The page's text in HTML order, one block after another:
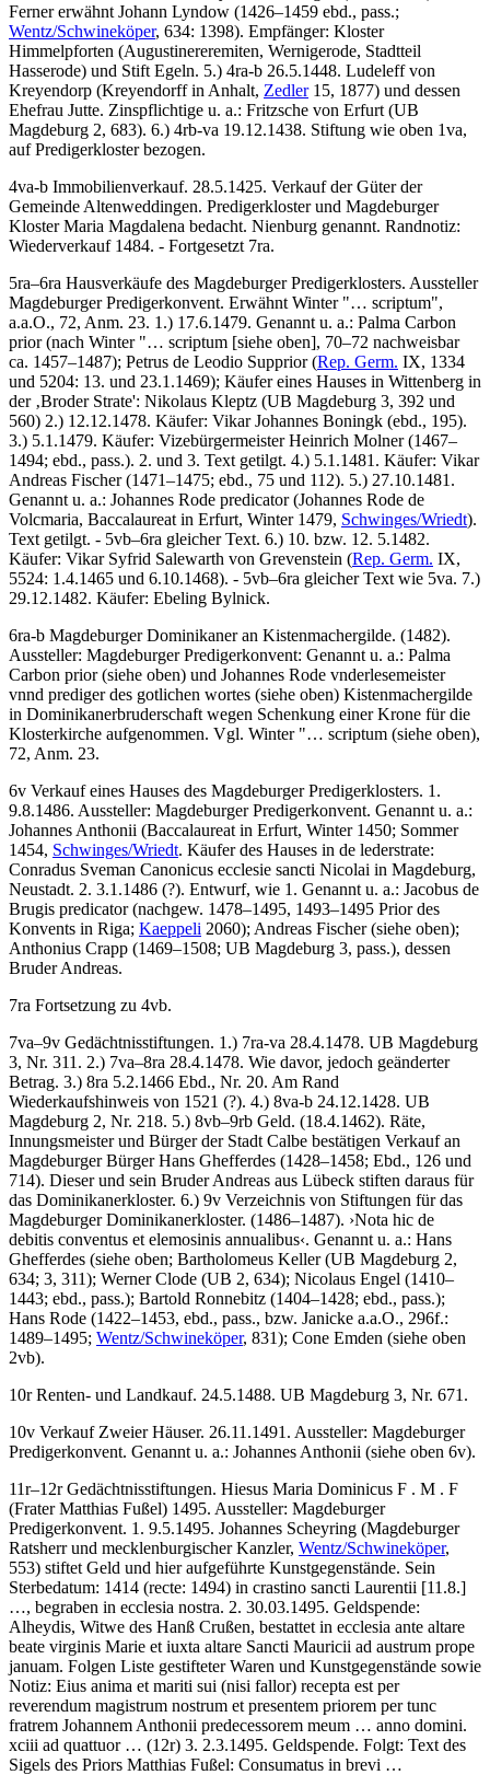
Ferner erwähnt Johann Lyndow (1426–1459 ebd., pass.;
Wentz/Schwineköper, 634: 1398). Empfänger: Kloster
Himmelpforten (Augustinereremiten, Wernigerode, Stadtteil
Hasserode) und Stift Egeln. 5.) 4ra-b 26.5.1448. Ludeleff von
Kreyendorp (Kreyendorff in Anhalt, Zedler15, 1877) und dessen
Ehefrau Jutte. Zinspflichtige u. a.: Fritzsche von Erfurt (UB
Magdeburg 2, 683). 6.) 4rb-va 19.12.1438. Stiftung wie oben 1va,
auf Predigerkloster bezogen.
4va-b Immobilienverkauf. 28.5.1425. Verkauf der Güter der
Gemeinde Altenweddingen. Predigerkloster und Magdeburger
Kloster Maria Magdalena bedacht. Nienburg genannt. Randnotiz:
Wiederverkauf 1484. - Fortgesetzt 7ra.
5ra–6ra Hausverkäufe des Magdeburger Predigerklosters. Aussteller
Magdeburger Predigerkonvent. Erwähnt Winter"… scriptum",
a.a.O., 72, Anm. 23. 1.) 17.6.1479. Genannt u. a.: Palma Carbon
prior(nach Winter"… scriptum [siehe oben], 70–72 nachweisbar
ca. 1457–1487); Petrus de Leodio Supprior(Rep. Germ. IX, 1334
und 5204: 13. und 23.1.1469); Käufer eines Hauses in Wittenberg in
der ‚Broder Strate': Nikolaus Kleptz (UB Magdeburg 3, 392 und
560) 2.) 12.12.1478. Käufer: Vikar Johannes Boningk (ebd., 195).
3.) 5.1.1479. Käufer: Vizebürgermeister Heinrich Molner (1467–
1494; ebd., pass.). 2. und 3. Text getilgt. 4.) 5.1.1481. Käufer: Vikar
Andreas Fischer (1471–1475; ebd., 75 und 112). 5.) 27.10.1481.
Genannt u. a.: Johannes Rode predicator(Johannes Rode de
Volcmaria, Baccalaureat in Erfurt, Winter 1479, Schwinges/Wriedt).
Text getilgt. - 5vb–6ra gleicher Text. 6.) 10. bzw. 12. 5.1482.
Käufer: Vikar Syfrid Salewarth von Grevenstein (Rep. Germ. IX,
5524: 1.4.1465 und 6.10.1468). - 5vb–6ra gleicher Text wie 5va. 7.)
29.12.1482. Käufer: Ebeling Bylnick.
6ra-b Magdeburger Dominikaner an Kistenmachergilde. (1482).
Aussteller: Magdeburger Predigerkonvent: Genannt u. a.: Palma
Carbon prior(siehe oben) und Johannes Rode vnderlesemeister
vnnd prediger des gotlichen wortes (siehe oben) Kistenmachergilde
in Dominikanerbruderschaft wegen Schenkung einer Krone für die
Klosterkirche aufgenommen. Vgl. Winter"… scriptum (siehe oben),
72, Anm. 23.
6v Verkauf eines Hauses des Magdeburger Predigerklosters. 1.
9.8.1486. Aussteller: Magdeburger Predigerkonvent. Genannt u. a.:
Johannes Anthonii (Baccalaureat in Erfurt, Winter 1450; Sommer
1454, Schwinges/Wriedt. Käufer des Hauses in de lederstrate:
Conradus Sveman Canonicus ecclesie sancti Nicolai in Magdeburg,
Neustadt. 2. 3.1.1486 (?). Entwurf, wie 1. Genannt u. a.: Jacobus de
Brugis predicator(nachgew. 1478–1495, 1493–1495 Prior des
Konvents in Riga; Kaeppeli 2060); Andreas Fischer (siehe oben);
Anthonius Crapp (1469–1508; UB Magdeburg 3, pass.), dessen
Bruder Andreas.
7ra Fortsetzung zu 4vb.
7va–9v Gedächtnisstiftungen. 1.) 7ra-va 28.4.1478. UB Magdeburg
3, Nr. 311. 2.) 7va–8ra 28.4.1478. Wie davor, jedoch geänderter
Betrag. 3.) 8ra 5.2.1466 Ebd., Nr. 20. Am Rand
Wiederkaufshinweis von 1521 (?). 4.) 8va-b 24.12.1428. UB
Magdeburg 2, Nr. 218. 5.) 8vb–9rb Geld. (18.4.1462). Räte,
Innungsmeister und Bürger der Stadt Calbe bestätigen Verkauf an
Magdeburger Bürger Hans Ghefferdes (1428–1458; Ebd., 126 und
714). Dieser und sein Bruder Andreas aus Lübeck stiften daraus für
das Dominikanerkloster. 6.) 9v Verzeichnis von Stiftungen für das
Magdeburger Dominikanerkloster. (1486–1487). ›Nota hic de
debitis conventus et elemosinis annualibus‹. Genannt u. a.: Hans
Ghefferdes (siehe oben; Bartholomeus Keller (UB Magdeburg 2,
634; 3, 311); Werner Clode (UB 2, 634); Nicolaus Engel (1410–
1443; ebd., pass.); Bartold Ronnebitz (1404–1428; ebd., pass.);
Hans Rode (1422–1453, ebd., pass., bzw. Janicke a.a.O., 296f.:
1489–1495; Wentz/Schwineköper, 831); Cone Emden (siehe oben
2vb).
10rRenten- und Landkauf. 24.5.1488. UB Magdeburg 3, Nr. 671.
10v Verkauf Zweier Häuser. 26.11.1491. Aussteller: Magdeburger
Predigerkonvent. Genannt u. a.: Johannes Anthonii (siehe oben 6v).
11r–12rGedächtnisstiftungen. Hiesus Maria Dominicus F . M . F
(Frater Matthias Fußel) 1495. Aussteller: Magdeburger
Predigerkonvent. 1. 9.5.1495. Johannes Scheyring (Magdeburger
Ratsherr und mecklenburgischer Kanzler, Wentz/Schwineköper,
553) stiftet Geld und hier aufgeführte Kunstgegenstände. Sein
Sterbedatum: 1414 (recte: 1494) in crastino sancti Laurentii [11.8.]
…, begraben in ecclesia nostra. 2. 30.03.1495. Geldspende:
Alheydis, Witwe des Hanß Crußen, bestattet in ecclesia ante altare
beate virginis Marie et iuxta altare Sancti Mauricii ad austrum prope
januam. Folgen Liste gestifteter Waren und Kunstgegenstände sowie
Notiz: Eius anima et mariti sui (nisi fallor) recepta est per
reverendum magistrum nostrum et presentem priorem per tunc
fratrem Johannem Anthonii predecessorem meum … anno domini.
xciii ad quattuor … (12r) 3. 2.3.1495. Geldspende. Folgt: Text des
Sigels des Priors Matthias Fußel: Consumatus in brevi …